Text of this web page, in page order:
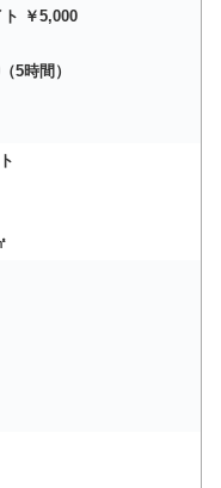
ト ￥5,000
5時間）